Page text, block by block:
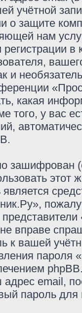
учётной
о защите
нам
и
какая
того, у вас
зашифрован
этот
не вправе
к вашей
пароля
email,
пароль